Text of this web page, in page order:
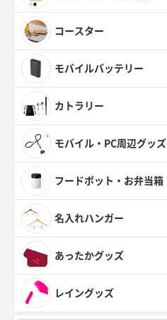
コースター
モバイルバッテリー
カトラリー
モバイル・PC周辺グッズ
フードポット・お弁当箱
名入れハンガー
あったかグッズ
レイングッズ